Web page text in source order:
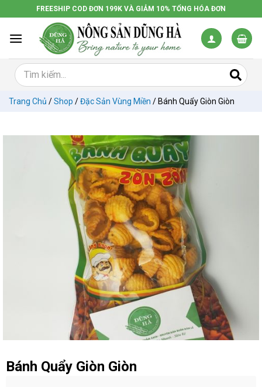
đến
dung
FREESHIP COD ĐƠN 199K VÀ GIẢM 10% TỔNG HÓA ĐƠN
Trang Chủ /Shop /Đặc Sản Vùng Miền / Bánh Quẩy Giòn Giòn
Bánh Quẩy Giòn Giòn